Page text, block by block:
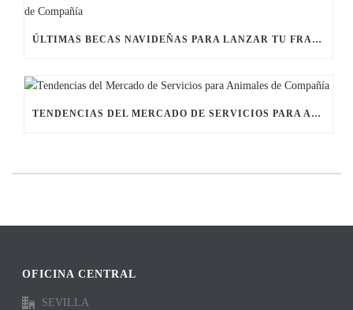
ÚLTIMAS BECAS NAVIDEÑAS PARA LANZAR TU FRANQUICIA DE ANIMALES DE COMPAÑÍA
TENDENCIAS DEL MERCADO DE SERVICIOS PARA ANIMALES DE COMPAÑÍA
OFICINA CENTRAL
SEVILLA